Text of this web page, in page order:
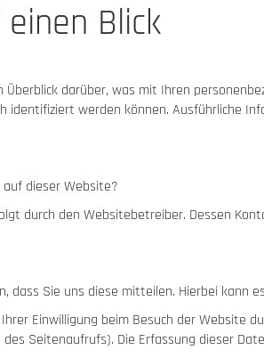
Blick
darüber, was mit Ihren
identifiziert werden können. Ausführliche
dieser Website?
durch den Websitebetreiber. Dessen
dass Sie uns diese mitteilen. Hierbei kann
Einwilligung beim Besuch der Website
Seitenaufrufs). Die Erfassung dieser